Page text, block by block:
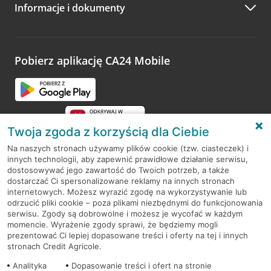
Zachęcamy do podzielenia się z nami opinią o wizycie.
opinie.
Informacje i dokumenty
Pobierz aplikację CA24 Mobile
RODO
Regulamin serwisu
Mapa serwisu
PolitykaCookies
Twoja zgoda z korzyścią dla Ciebie
Na naszych stronach używamy plików cookie (tzw. ciasteczek) i
innych technologii, aby zapewnić prawidłowe działanie serwisu,
dostosowywać jego zawartość do Twoich potrzeb, a także
dostarczać Ci spersonalizowane reklamy na innych stronach
internetowych. Możesz wyrazić zgodę na wykorzystywanie lub
odrzucić pliki cookie – poza plikami niezbędnymi do funkcjonowania
serwisu. Zgody są dobrowolne i możesz je wycofać w każdym
momencie. Wyrażenie zgody sprawi, że będziemy mogli
prezentować Ci lepiej dopasowane treści i oferty na tej i innych
stronach Credit Agricole.
Analityka
Dopasowanie treści i ofert na stronie